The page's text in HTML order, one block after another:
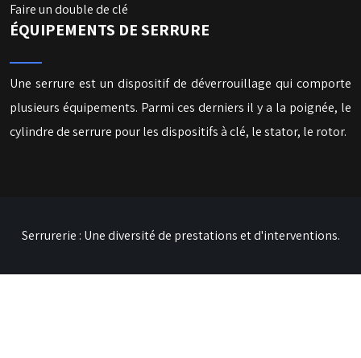
Faire un double de clé
ÉQUIPEMENTS DE SERRURE
Une serrure est un dispositif de déverrouillage qui comporte
plusieurs équipements. Parmi ces derniers il y a la poignée, le
cylindre de serrure pour les dispositifs à clé, le stator, le rotor.
Serrurerie : Une diversité de prestations et d'interventions.